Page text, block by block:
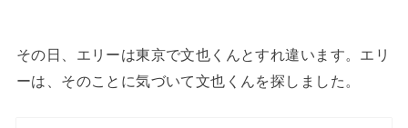
その日、エリーは東京で文也くんとすれ違います。エリ
ーは、そのことに気づいて文也くんを探しました。